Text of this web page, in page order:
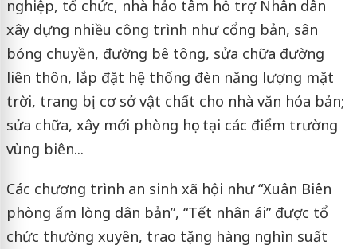
nghiệp, tổ chức, nhà hảo tâm hỗ trợ Nhân dân
xây dựng nhiều công trình như cổng bản, sân
bóng chuyền, đường bê tông, sửa chữa đường
liên thôn, lắp đặt hệ thống đèn năng lượng mặt
trời, trang bị cơ sở vật chất cho nhà văn hóa bản;
sửa chữa, xây mới phòng học tại các điểm trường
vùng biên...
Các chương trình an sinh xã hội như “Xuân Biên
phòng ấm lòng dân bản”, “Tết nhân ái” được tổ
chức thường xuyên, trao tặng hàng nghìn suất